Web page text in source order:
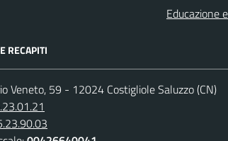
Educazione
RECAPITI
Veneto, 59 - 12024 Costigliole Saluzzo (CN)